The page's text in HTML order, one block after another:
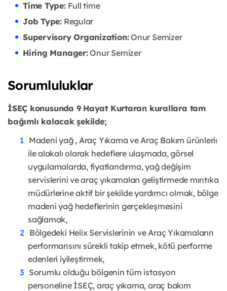
Time Type:Full time
Job Type:Regular
Supervisory Organization:Onur Semizer
Hiring Manager:Onur Semizer
Sorumluluklar
İSEÇ konusunda 9 Hayat Kurtaran kurallara tam
bağımlı kalacak şekilde;
Madeni yağ , Araç Yıkama ve Araç Bakım ürünleriı
ile alakalı olarak hedeflere ulaşmada, görsel
uygulamalarda, fiyatlandırma, yağ değişim
servislerini ve araç yıkamaları geliştirmede mıntıka
müdürlerine aktif bir şekilde yardımcı olmak, bölge
madeni yağ hedeflerinin gerçekleşmesini
sağlamak,
Bölgedeki Helix Servislerinin ve Araç Yıkamaların
performansını sürekli takip etmek, kötü performe
edenleri iyileştirmek,
Sorumlu olduğu bölgenin tüm istasyon
personeline İSEÇ, araç yıkama, araç bakım